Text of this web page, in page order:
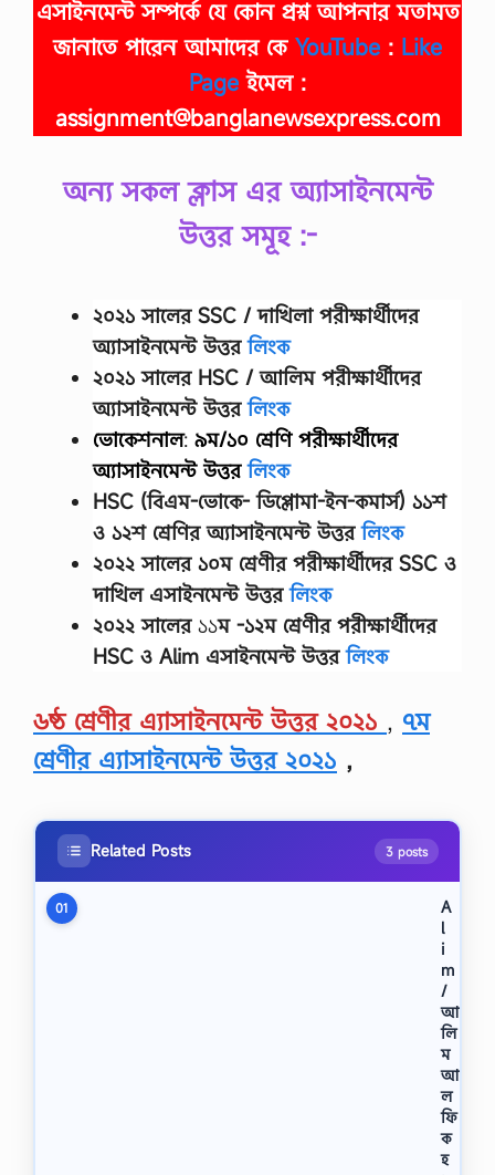
এসাইনমেন্ট সম্পর্কে যে কোন প্রশ্ন আপনার মতামত
জানাতে পারেন আমাদের কে YouTube : Like
Page ইমেল :
assignment@banglanewsexpress.com
অন্য সকল ক্লাস এর অ্যাসাইনমেন্ট
উত্তর সমূহ :-
২০২১ সালের SSC / দাখিলা পরীক্ষার্থীদের
অ্যাসাইনমেন্ট উত্তরলিংক
২০২১ সালের HSC / আলিম পরীক্ষার্থীদের
অ্যাসাইনমেন্ট উত্তরলিংক
ভোকেশনাল: ৯ম/১০ শ্রেণি পরীক্ষার্থীদের
অ্যাসাইনমেন্ট উত্তরলিংক
HSC (বিএম-ভোকে- ডিপ্লোমা-ইন-কমার্স) ১১শ
ও ১২শ শ্রেণির অ্যাসাইনমেন্ট উত্তরলিংক
২০২২ সালের ১০ম শ্রেণীর পরীক্ষার্থীদেরSSC ও
দাখিল এসাইনমেন্ট উত্তরলিংক
২০২২ সালের১১ম -১২ম শ্রেণীর পরীক্ষার্থীদের
HSC ও Alim এসাইনমেন্ট উত্তরলিংক
৬ষ্ঠ শ্রেণীর এ্যাসাইনমেন্ট উত্তর ২০২১ , ৭ম
শ্রেণীর এ্যাসাইনমেন্ট উত্তর ২০২১ ,
Related Posts 3 posts
01
A
l
i
m
/
আ
লি
ম
আ
ল
ফি
ক
হ